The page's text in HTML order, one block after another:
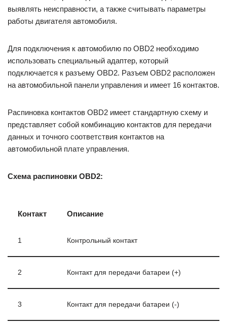
выявлять неисправности, а также считывать параметры
работы двигателя автомобиля.
Для подключения к автомобилю по OBD2 необходимо
использовать специальный адаптер, который
подключается к разъему OBD2. Разъем OBD2 расположен
на автомобильной панели управления и имеет 16 контактов.
Распиновка контактов OBD2 имеет стандартную схему и
представляет собой комбинацию контактов для передачи
данных и точного соответствия контактов на
автомобильной плате управления.
Схема распиновки OBD2:
Контакт Описание
1 Контрольный контакт
2 Контакт для передачи батареи (+)
3 Контакт для передачи батареи (-)